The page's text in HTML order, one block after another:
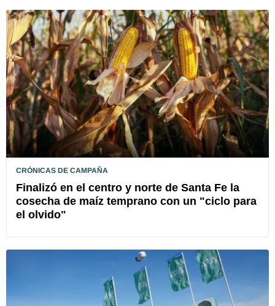
CRÓNICAS DE CAMPAÑA
Finalizó en el centro y norte de Santa Fe la
cosecha de maíz temprano con un "ciclo para
el olvido"